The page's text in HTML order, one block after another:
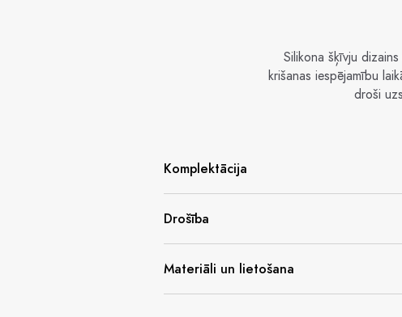
Silikona šķīvju
krišanas iespējamību
droši
Komplektācija
Drošība
Materiāli un lietošana